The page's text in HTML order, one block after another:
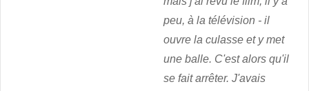
peu, à la télévision - il
ouvre la culasse et y met
une balle. C'est alors qu'il
se fait arrêter. J'avais